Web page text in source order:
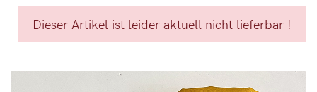
Dieser Artikel ist leider aktuell nicht lieferbar !